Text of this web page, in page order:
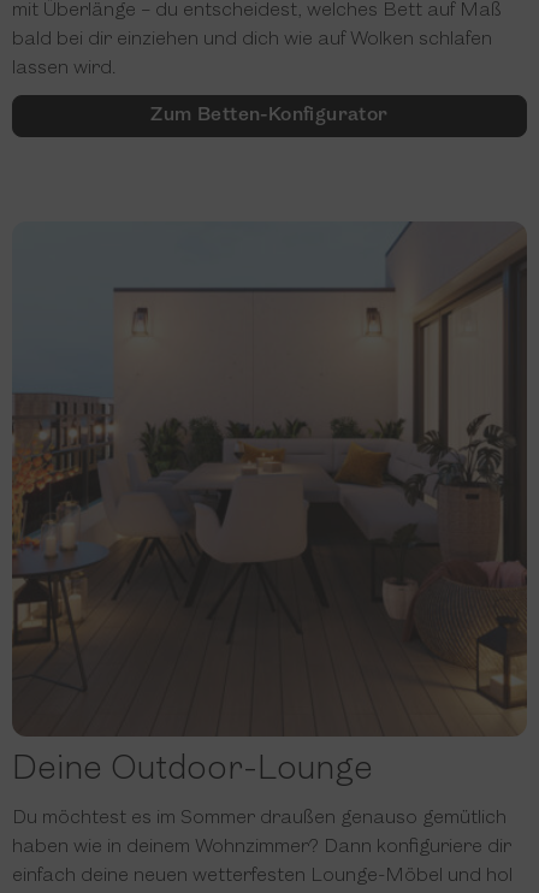
mit Überlänge – du entscheidest, welches Bett auf Maß
bald bei dir einziehen und dich wie auf Wolken schlafen
lassen wird.
Zum Betten-Konfigurator
Deine Outdoor-Lounge
Du möchtest es im Sommer draußen genauso gemütlich
haben wie in deinem Wohnzimmer? Dann konfiguriere dir
einfach deine neuen wetterfesten Lounge-Möbel und hol